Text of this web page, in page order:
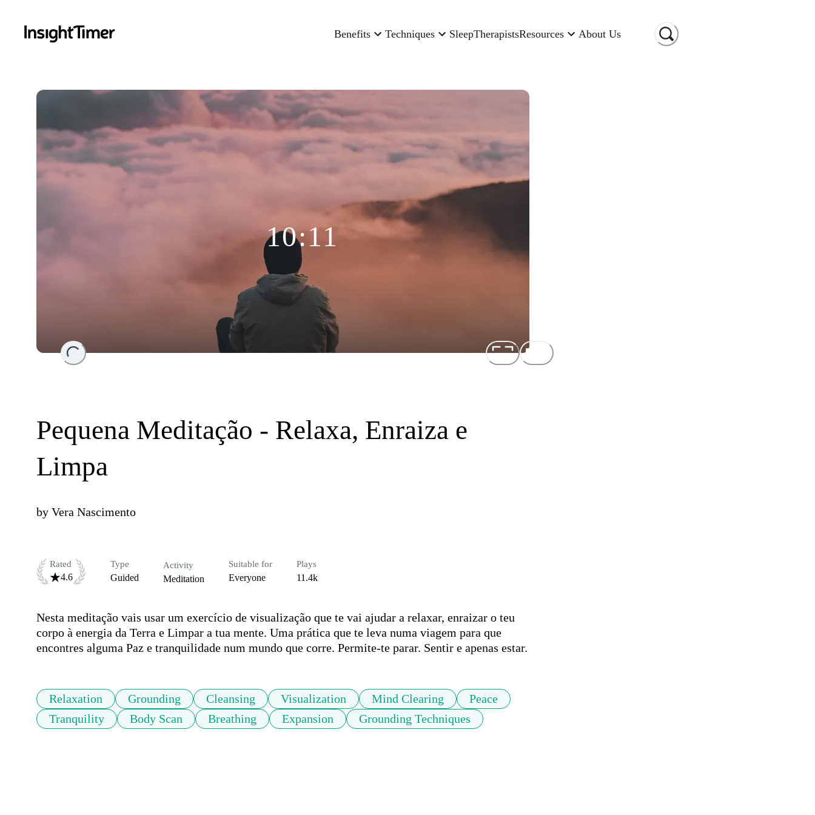
Benefits Techniques SleepTherapistsResources About Us
Loading...
10:11
Pequena Meditação - Relaxa, Enraiza e
Limpa
by Vera Nascimento
Rated
4.6
Type
Guided
Activity
Meditation
Suitable for
Everyone
Plays
11.4k
Nesta meditação vais usar um exercício de visualização que te vai ajudar a relaxar, enraizar o teu
corpo à energia da Terra e Limpar a tua mente. Uma prática que te leva numa viagem para que
encontres alguma Paz e tranquilidade num mundo que corre. Permite-te parar. Sentir e apenas estar.
Relaxation Grounding Cleansing Visualization Mind Clearing
Peace
Tranquility
Body Scan Breathing Expansion Grounding Techniques